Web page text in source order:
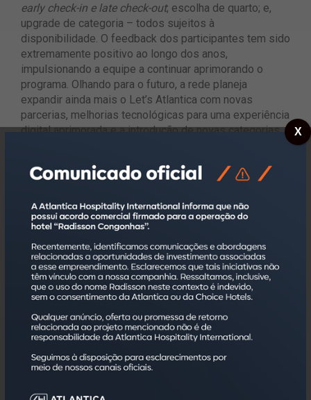
early check-in e late check-out; escolha de quarto; e,
upgrade de categoria – todos sujeitos à
disponibilidade​. O feedback dos participantes tem sido
extremamente positivo ao longo dos anos,
impulsionando a equipe a continuar aprimorando o
programa. Olhando para o futuro, a rede planeja
expandir ainda mais o Let’s Atlantica com novas
parcerias, melhorias tecnológicas para uma experiência
digital aprimorada e a introdução de novas categorias
Para mais detalhes sobre as promoções e o programa,
Sobre a Atlantica Hospitality International
Fundada em 1998, a Atlantica Hospitality International,
sediada no estado de São Paulo, conta hoje com um
agregam a oferta de mais de 28 mil quartos, em mais
de 70 cidades no Brasil. Possui mais de seis mil
colaboradores capacitados para atender da melhor
forma seus investidores e hóspedes, por meio da
X